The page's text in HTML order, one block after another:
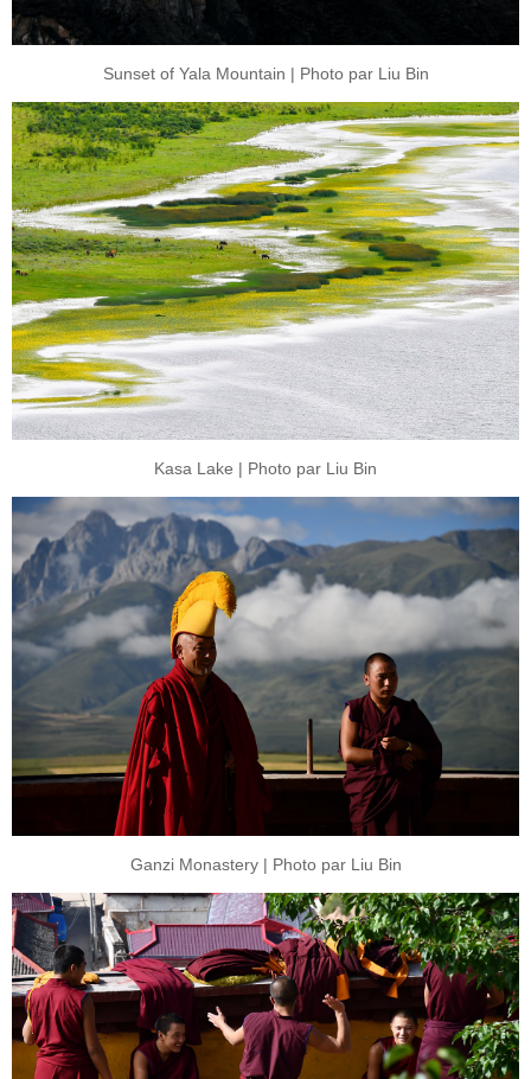
Sunset of Yala Mountain | Photo par Liu Bin
Kasa Lake | Photo par Liu Bin
Ganzi Monastery | Photo par Liu Bin